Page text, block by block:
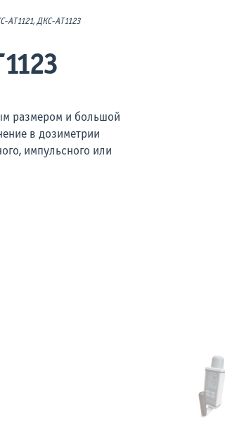
АТ1121, ДКС-АТ1123
размером и большой
в дозиметрии
импульсного или